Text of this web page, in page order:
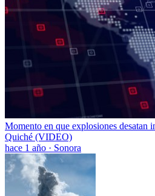
Momento en que explosiones desatan
Quiché (VIDEO)
hace 1 año · Sonora